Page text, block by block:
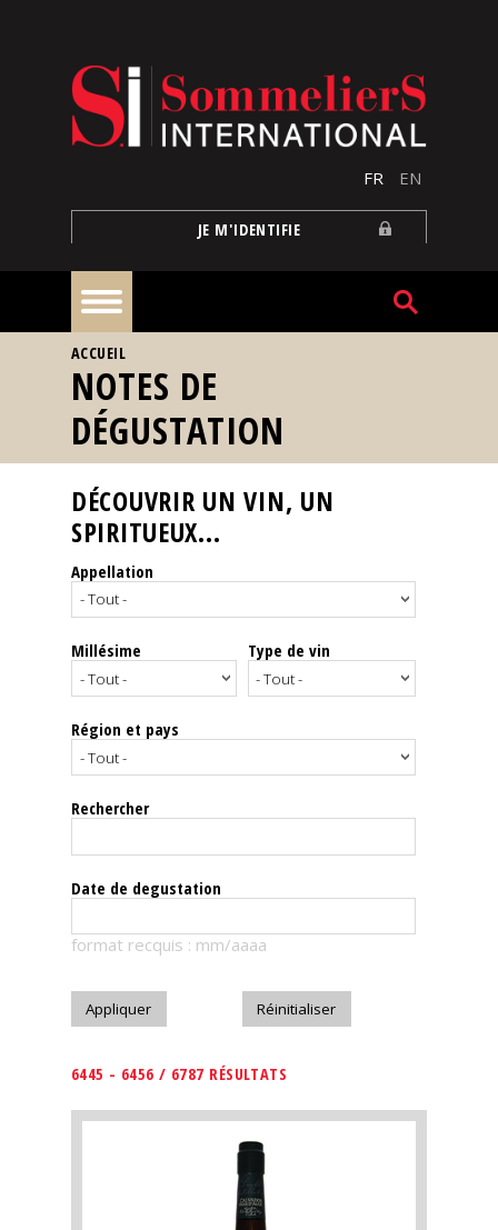
FR EN
JE M'IDENTIFIE
À
la
une
Reportages
Nos
Spiritueux
Notes
dégustation
Le
magazine
Télécharger
VOUS ÊTES ICI
ACCUEIL
NOTES DE
DÉGUSTATION
DÉCOUVRIR UN VIN, UN
SPIRITUEUX...
Appellation
Millésime Type de vin
Région et pays
Rechercher
Date de degustation
format recquis : mm/aaaa
6445 - 6456 / 6787 RÉSULTATS